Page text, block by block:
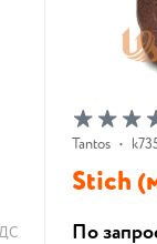
Tantos •
Stich
По